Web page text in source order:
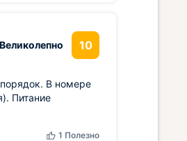
Великолепно 10
В номере
Питание
1 Полезно